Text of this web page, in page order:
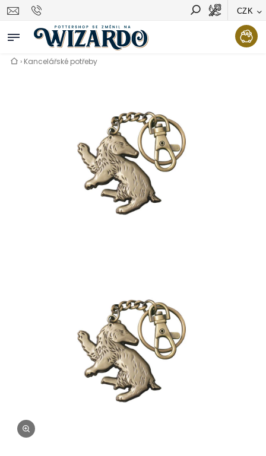
CZK
Vyhledávání Hledat
› Kancelářské potřeby